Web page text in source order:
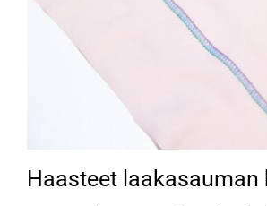
Haasteet laakasauman